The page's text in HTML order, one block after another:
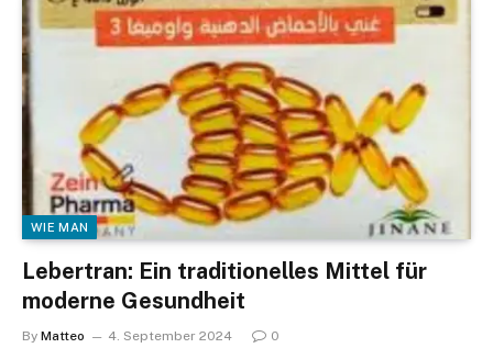
WIE MAN
Lebertran: Ein traditionelles Mittel für
moderne Gesundheit
By Matteo 4. September 2024 0